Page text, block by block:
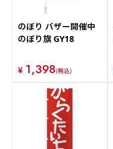
のぼり バザー開催中
のぼり旗 GY18
¥ 1,398(税込)